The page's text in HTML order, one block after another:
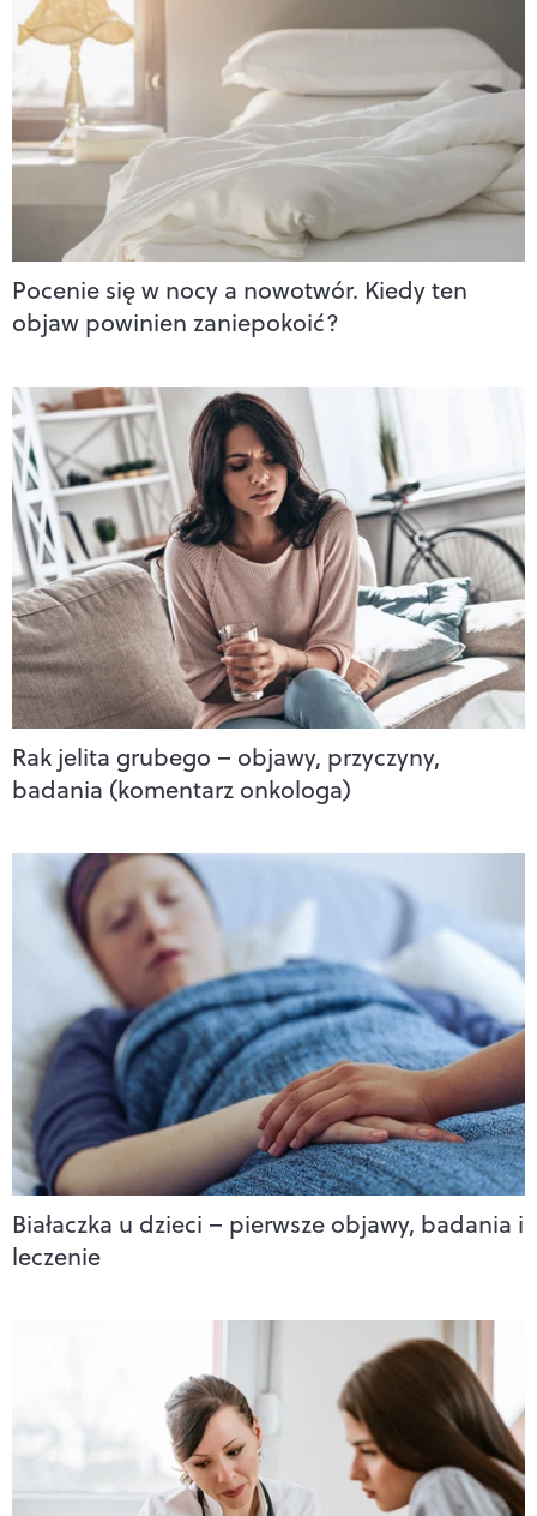
Pocenie się w nocy a nowotwór. Kiedy ten
objaw powinien zaniepokoić?
Rak jelita grubego – objawy, przyczyny,
badania (komentarz onkologa)
Białaczka u dzieci – pierwsze objawy, badania i
leczenie